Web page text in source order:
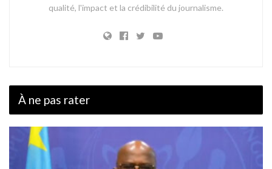
qualité, l'impact et la crédibilité du journalisme.
À ne pas rater